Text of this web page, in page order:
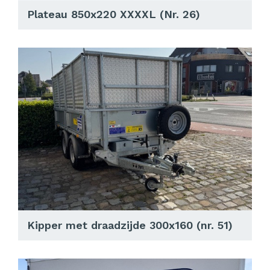
Plateau 850x220 XXXXL (Nr. 26)
Kipper met draadzijde 300x160 (nr. 51)